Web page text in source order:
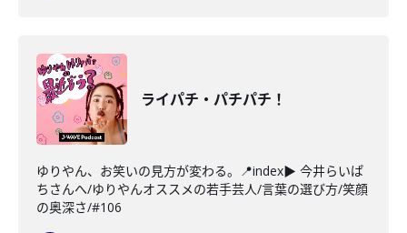
ライパチ・パチパチ！
ゆりやん、お笑いの見方が変わる。📍index▶ 今井らいぱ
ちさんへ/ゆりやんオススメの若手芸人/言葉の選び方/笑顔
の奥深さ/#106